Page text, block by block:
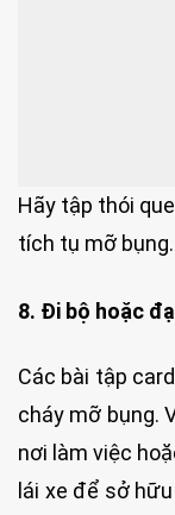
Hãy tập thói
tích tụ mỡ bụng.
8. Đi bộ hoặc
Các bài tập
cháy mỡ bụng.
nơi làm việc
lái xe để sở